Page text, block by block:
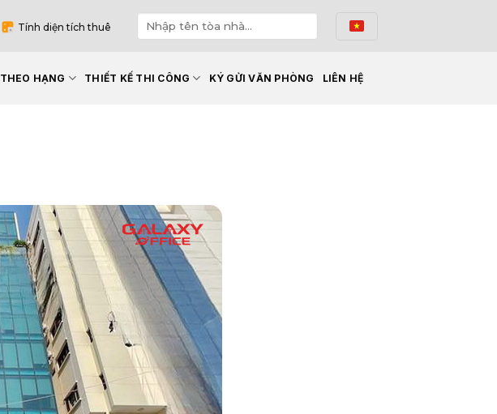
Tính diện tích thuê
HẠNG THIẾT KẾ THI CÔNG KÝ GỬI VĂN PHÒNG LIÊN HỆ